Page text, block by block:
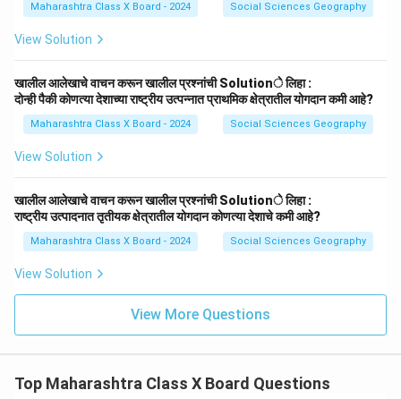
Maharashtra Class X Board - 2024 Social Sciences Geography
View Solution
खालील आलेखाचे वाचन करून खालील प्रश्नांची Solutionे लिहा :
दोन्ही पैकी कोणत्या देशाच्या राष्ट्रीय उत्पन्नात प्राथमिक क्षेत्रातील योगदान कमी आहे?
Maharashtra Class X Board - 2024 Social Sciences Geography
View Solution
खालील आलेखाचे वाचन करून खालील प्रश्नांची Solutionे लिहा :
राष्ट्रीय उत्पादनात तृतीयक क्षेत्रातील योगदान कोणत्या देशाचे कमी आहे?
Maharashtra Class X Board - 2024 Social Sciences Geography
View Solution
View More Questions
Top Maharashtra Class X Board Questions